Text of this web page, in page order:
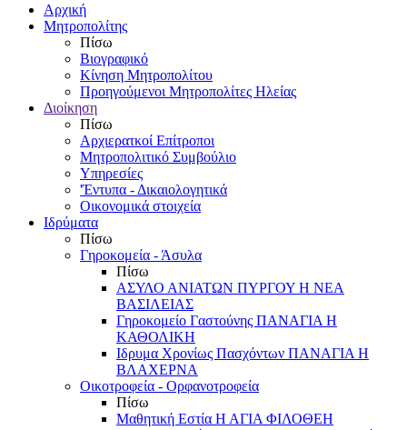
Αρχική
Μητροπολίτης
Πίσω
Βιογραφικό
Κίνηση Μητροπολίτου
Προηγούμενοι Μητροπολίτες Ηλείας
Διοίκηση
Πίσω
Αρχιερατκοί Επίτροποι
Μητροπολιτικό Συμβούλιο
Υπηρεσίες
'Έντυπα - Δικαιολογητικά
Οικονομικά στοιχεία
Ιδρύματα
Πίσω
Γηροκομεία - Άσυλα
Πίσω
ΑΣΥΛΟ ΑΝΙΑΤΩΝ ΠΥΡΓΟΥ Η ΝΕΑ
ΒΑΣΙΛΕΙΑΣ
Γηροκομείο Γαστούνης ΠΑΝΑΓΙΑ Η
ΚΑΘΟΛΙΚΗ
Ιδρυμα Χρονίως Πασχόντων ΠΑΝΑΓΙΑ Η
ΒΛΑΧΕΡΝΑ
Οικοτροφεία - Ορφανοτροφεία
Πίσω
Μαθητική Εστία Η ΑΓΙΑ ΦΙΛΟΘΕΗ